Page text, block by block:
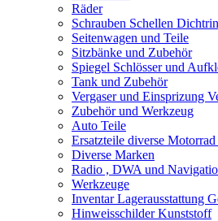
Räder
Schrauben Schellen
Seitenwagen und Teile
Sitzbänke und Zubehör
Spiegel Schlösser und
Tank und Zubehör
Vergaser und Einsprizung
Zubehör und Werkzeug
Auto Teile
Ersatzteile diverse
Diverse Marken
Radio , DWA und
Werkzeuge
Inventar Lagerausstattung
Hinweisschilder Kunststoff